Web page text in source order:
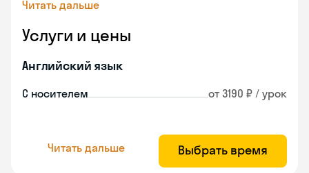
Читать дальше
Услуги и цены
Английский язык
С носителем от 3190 ₽ / урок
Читать дальше Выбрать время